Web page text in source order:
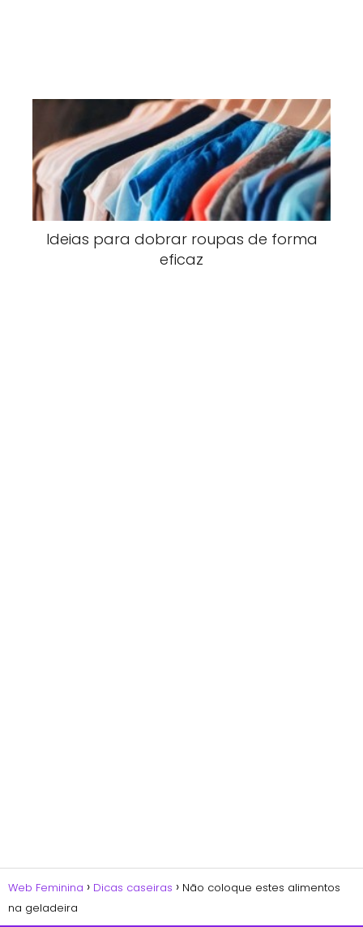
Ideias para dobrar roupas de forma
eficaz
Web Feminina Dicas caseiras
Não coloque estes alimentos
na geladeira